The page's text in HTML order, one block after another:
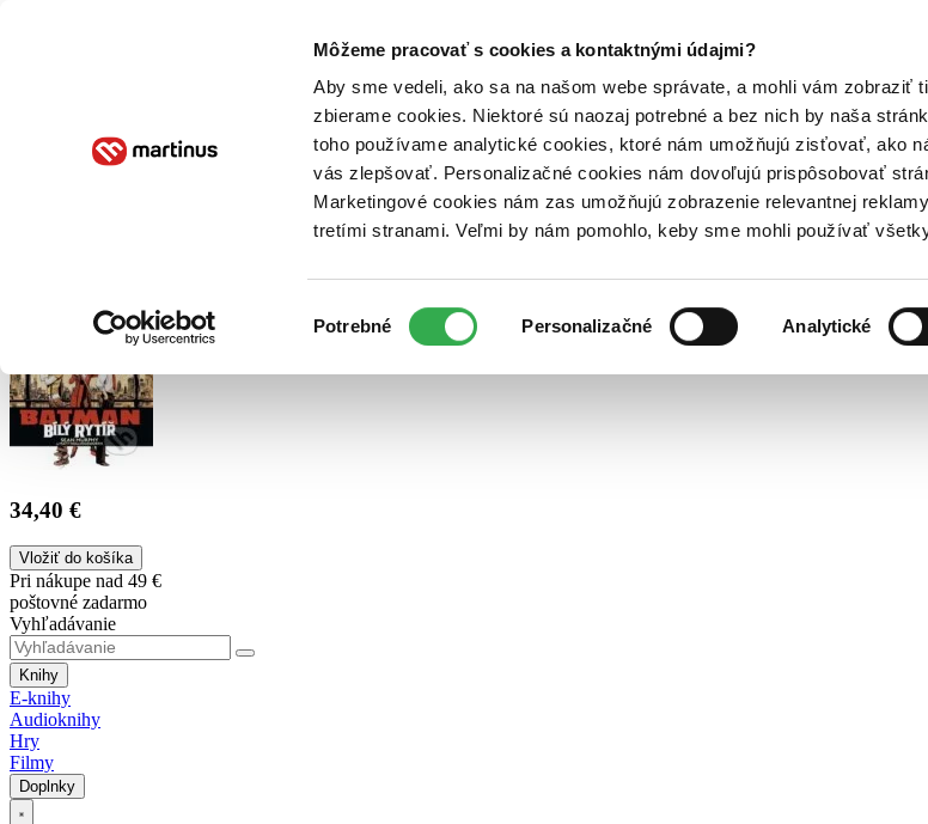
Môžeme pracovať s cookies a kontaktnými údajmi?
Aby sme vedeli, ako sa na našom webe správate, a mohli vám zobraziť
zbierame cookies. Niektoré sú naozaj potrebné a bez nich by naša
toho používame analytické cookies, ktoré nám umožňujú zisťovať, ako
vás zlepšovať. Personalizačné cookies nám dovoľujú prispôsobovať
Marketingové cookies nám zas umožňujú zobrazenie relevantnej
tretími stranami. Veľmi by nám pomohlo, keby sme mohli používať
súhlasu
Potrebné Personalizačné Analytické
Poukážky Kontakt
34,40 €
Vložiť do košíka
Pri nákupe nad 49 €
poštovné zadarmo
Vyhľadávanie
Knihy
E-knihy
Audioknihy
Hry
Filmy
Doplnky